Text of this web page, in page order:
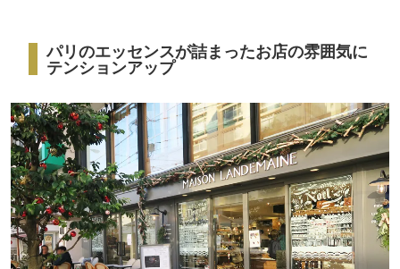
パリのエッセンスが詰まったお店の雰囲気に
テンションアップ